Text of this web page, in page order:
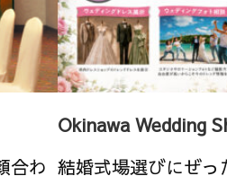
合わ
Okinawa Wedding
結婚式場選びにぜ